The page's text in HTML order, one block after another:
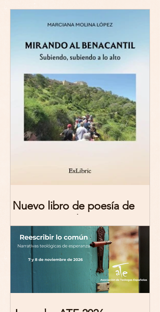
Nuevo libro de poesía de
Marciana Molina